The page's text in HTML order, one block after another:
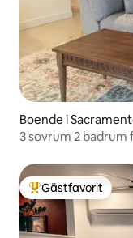
Boende i
3 sovrum 2
Populär gästfavorit
Gästfavorit